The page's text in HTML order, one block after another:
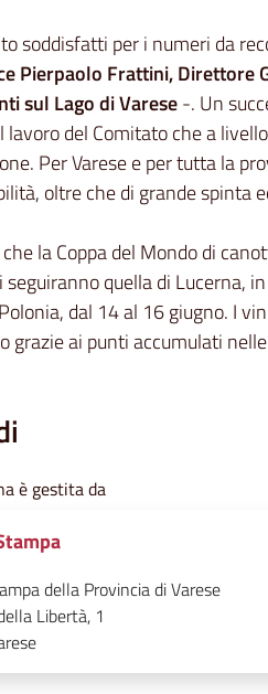
soddisfatti per i numeri da
Pierpaolo Frattini, Direttore
sul Lago di Varese-. Un
lavoro del Comitato che a
Per Varese e per tutta la
oltre che di grande spinta
la Coppa del Mondo di
seguiranno quella di Lucerna,
dal 14 al 16 giugno. I
grazie ai punti accumulati
è gestita da
della Provincia di Varese
Libertà, 1